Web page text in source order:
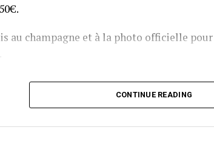
au champagne et à la photo officielle
Sofian remporte le trophée du BPT Toulouse 2018, en
CONTINUE READING